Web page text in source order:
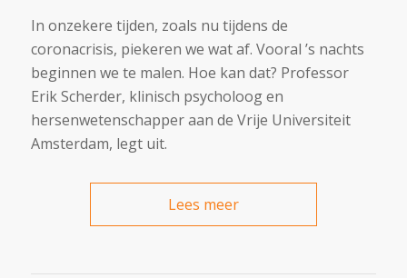
In onzekere tijden, zoals nu tijdens de
coronacrisis, piekeren we wat af. Vooral ’s nachts
beginnen we te malen. Hoe kan dat? Professor
Erik Scherder, klinisch psycholoog en
hersenwetenschapper aan de Vrije Universiteit
Amsterdam, legt uit.
Lees meer